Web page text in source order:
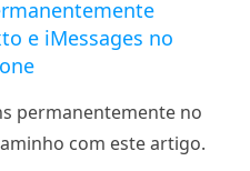
e iMessages no
permanentemente no
com este artigo.